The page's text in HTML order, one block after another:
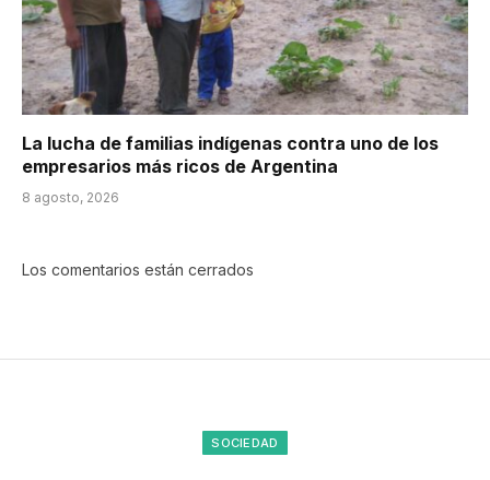
La lucha de familias indígenas contra uno de los
empresarios más ricos de Argentina
8 agosto, 2026
Los comentarios están cerrados
SOCIEDAD